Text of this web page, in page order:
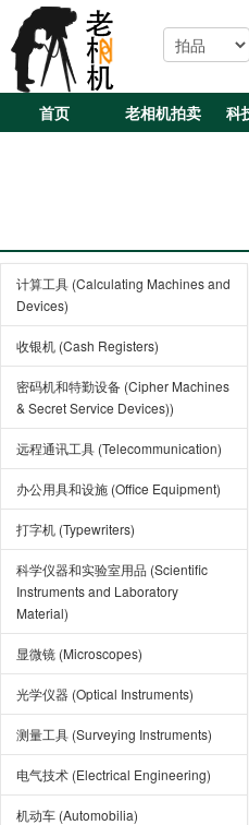
首页 老相机拍卖 科
计算工具 (Calculating Machines and
Devices)
收银机 (Cash Registers)
密码机和特勤设备 (Cipher Machines
& Secret Service Devices))
远程通讯工具 (Telecommunication)
办公用具和设施 (Office Equipment)
打字机 (Typewriters)
科学仪器和实验室用品 (Scientific
Instruments and Laboratory
Material)
显微镜 (Microscopes)
光学仪器 (Optical Instruments)
测量工具 (Surveying Instruments)
电气技术 (Electrical Engineering)
机动车 (Automobilia)